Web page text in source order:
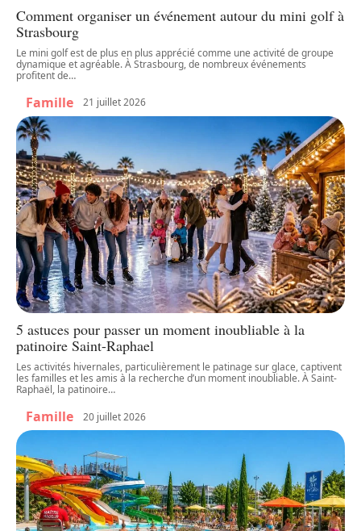
Comment organiser un événement autour du mini golf à
Strasbourg
Le mini golf est de plus en plus apprécié comme une activité de groupe
dynamique et agréable. À Strasbourg, de nombreux événements
profitent de…
Famille 21 juillet 2026
5 astuces pour passer un moment inoubliable à la
patinoire Saint-Raphael
Les activités hivernales, particulièrement le patinage sur glace, captivent
les familles et les amis à la recherche d’un moment inoubliable. À Saint-
Raphaël, la patinoire…
Famille 20 juillet 2026